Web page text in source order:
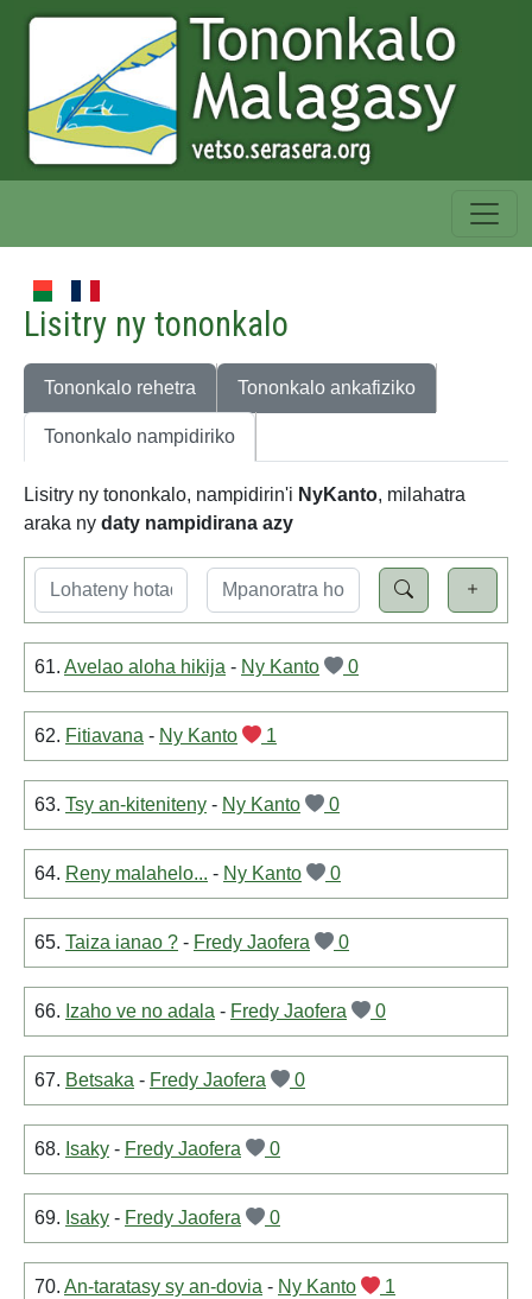
Lisitry ny tononkalo
Tononkalo rehetra Tononkalo ankafiziko
Tononkalo nampidiriko
Lisitry ny tononkalo, nampidirin'i NyKanto, milahatra
araka ny daty nampidirana azy
61. Avelao aloha hikija - Ny Kanto 0
62. Fitiavana - Ny Kanto 1
63. Tsy an-kiteniteny - Ny Kanto 0
64. Reny malahelo... - Ny Kanto 0
65. Taiza ianao ? - Fredy Jaofera 0
66. Izaho ve no adala - Fredy Jaofera 0
67. Betsaka - Fredy Jaofera 0
68. Isaky - Fredy Jaofera 0
69. Isaky - Fredy Jaofera 0
70. An-taratasy sy an-dovia - Ny Kanto 1